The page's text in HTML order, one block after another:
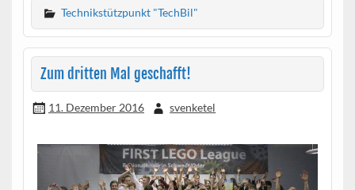
Technikstützpunkt "TechBil"
Zum dritten Mal geschafft!
11. Dezember 2016 svenketel